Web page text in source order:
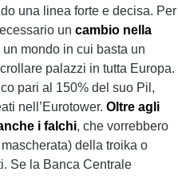
una linea forte e decisa. Per
un cambio nella
un mondo in cui basta un
palazzi in tutta Europa.
pari al 150% del suo Pil,
nell’Eurotower. Oltre agli
i falchi, che vorrebbero
della troika o
Se la Banca Centrale